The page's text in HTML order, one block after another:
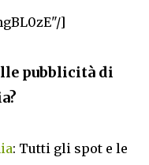
]
pubblicità di
: Tutti gli spot e le